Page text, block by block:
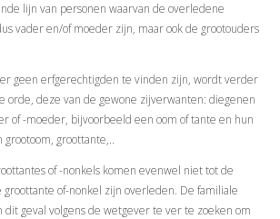
lijn van personen waarvan de overledene
vader en/of moeder zijn, maar ook de grootouders
geen erfgerechtigden te vinden zijn, wordt verder
orde, deze van de gewone zijverwanten: diegenen
of -moeder, bijvoorbeeld een oom of tante en hun
groottante,..
of -nonkels komen evenwel niet tot de
groottante of-nonkel zijn overleden. De familiale
geval volgens de wetgever te ver te zoeken om